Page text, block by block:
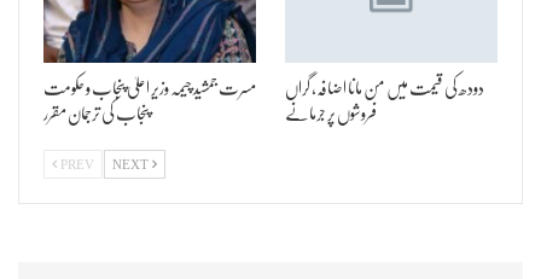
مسرت جمشید چیمہ وزیر اعلیٰ پنجاب و حکومت
پنجاب کی ترجمان مقرر
دودھ کی قیمت میں من مانا اضافہ، گراں
فروشوں پر جرمانے
PREV NEXT